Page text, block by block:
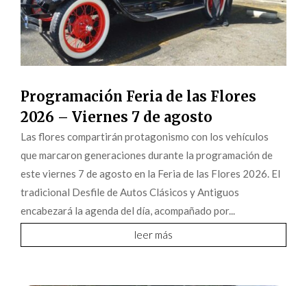
Programación Feria de las Flores
2026 – Viernes 7 de agosto
Las flores compartirán protagonismo con los vehículos
que marcaron generaciones durante la programación de
este viernes 7 de agosto en la Feria de las Flores 2026. El
tradicional Desfile de Autos Clásicos y Antiguos
encabezará la agenda del día, acompañado por...
leer más